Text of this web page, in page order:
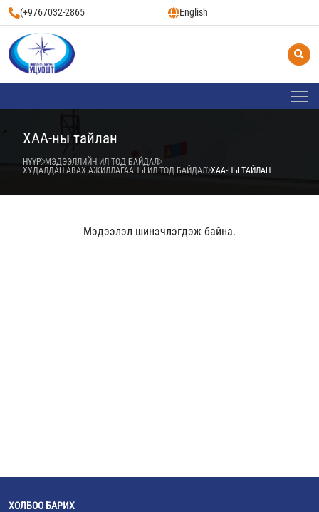
(+9767032-2865 English
ХАА-ны тайлан
НҮҮР МЭДЭЭЛЛИЙН ИЛ ТОД БАЙДАЛ
ХУДАЛДАН АВАХ АЖИЛЛАГААНЫ ИЛ ТОД БАЙДАЛ ХАА-НЫ ТАЙЛАН
Мэдээлэл шинэчлэгдэж байна.
ХОЛБОО БАРИХ